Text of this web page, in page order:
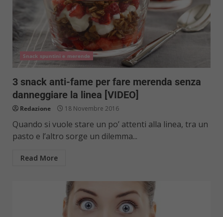
Snack spuntini e merende
3 snack anti-fame per fare merenda senza
danneggiare la linea [VIDEO]
Redazione 18 Novembre 2016
Quando si vuole stare un po’ attenti alla linea, tra un
pasto e l’altro sorge un dilemma...
Read More